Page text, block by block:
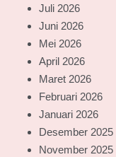
Juli 2026
Juni 2026
Mei 2026
April 2026
Maret 2026
Februari 2026
Januari 2026
Desember 2025
November 2025